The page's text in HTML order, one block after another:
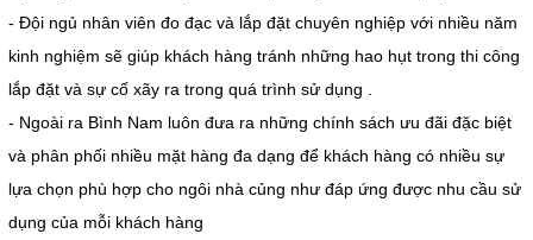
- Đội ngủ nhân viên đo đạc và lắp đặt chuyên nghiệp với nhiều năm
kinh nghiệm sẽ giúp khách hàng tránh những hao hụt trong thi công
lắp đặt và sự cố xãy ra trong quá trình sử dụng .
- Ngoài ra Bình Nam luôn đưa ra những chính sách ưu đãi đặc biệt
và phân phối nhiều mặt hàng đa dạng để khách hàng có nhiều sự
lựa chọn phù hợp cho ngôi nhà củng như đáp ứng được nhu cầu sử
dụng của mỗi khách hàng